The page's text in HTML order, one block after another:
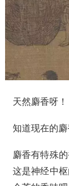
天然麝香呀！
知道现在的
麝香有特殊
这是神经中